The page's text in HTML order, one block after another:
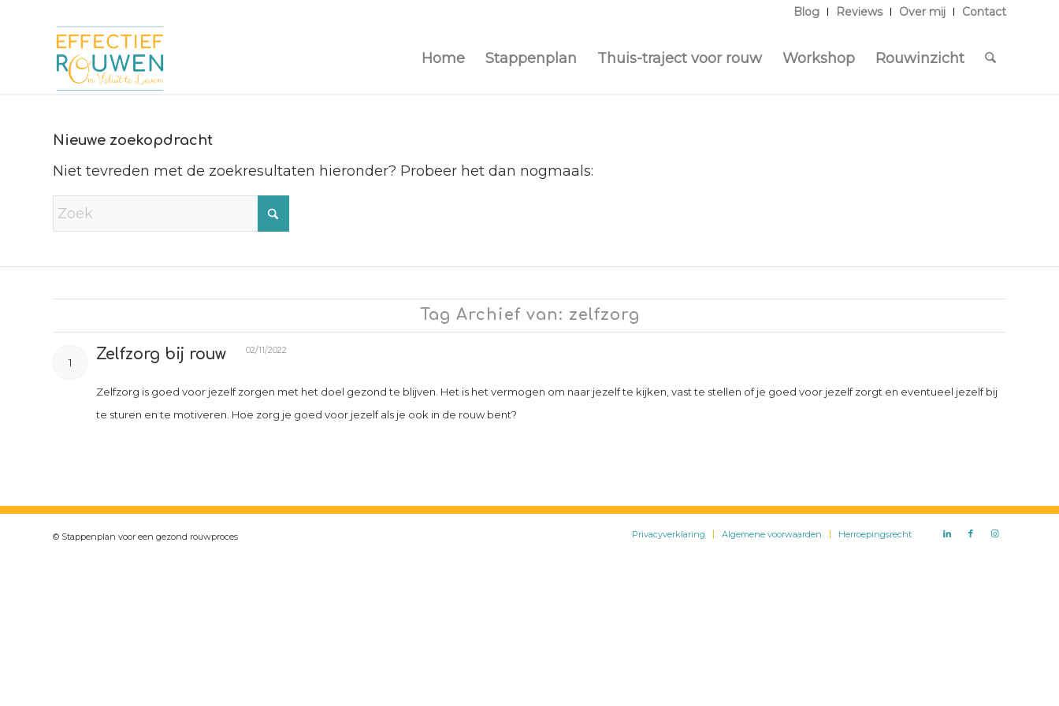
Blog Reviews Over mij Contact
Home Stappenplan Thuis-traject voor rouw Workshop Rouwinzicht
Nieuwe zoekopdracht
Niet tevreden met de zoekresultaten hieronder? Probeer het dan nogmaals:
Tag Archief van: zelfzorg
1 Zelfzorg bij rouw 02/11/2022
Zelfzorg is goed voor jezelf zorgen met het doel gezond te blijven. Het is het vermogen om naar jezelf te kijken, vast te stellen of je goed voor jezelf zorgt en eventueel jezelf bij
te sturen en te motiveren. Hoe zorg je goed voor jezelf als je ook in de rouw bent?
© Stappenplan voor een gezond rouwproces Privacyverklaring Algemene voorwaarden Herroepingsrecht